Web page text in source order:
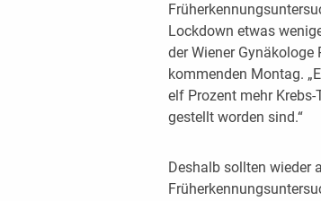
Lockdown etwas
der Wiener
kommenden Montag.
elf Prozent mehr
gestellt worden sind.“
Deshalb sollten wieder